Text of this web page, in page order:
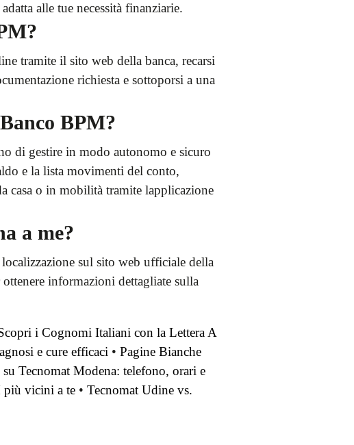
alle tue necessità finanziarie.
tramite il sito web della banca, recarsi
richiesta e sottoporsi a una
BPM?
di gestire in modo autonomo e sicuro
e la lista movimenti del conto,
casa o in mobilità tramite lapplicazione
a me?
sul sito web ufficiale della
informazioni dettagliate sulla
i Cognomi Italiani con la Lettera A
e cure efficaci • Pagine Bianche
Tecnomat Modena: telefono, orari e
più vicini a te • Tecnomat Udine vs.